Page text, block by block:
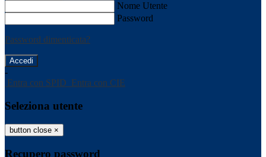
Nome Utente
Password
Password dimenticata?
-
Entra con SPID Entra con CIE
Seleziona utente
button close ×
Recupero password